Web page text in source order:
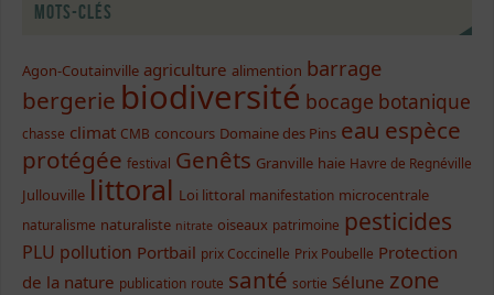
Mots-clés
Agon-Coutainville agriculture alimention barrage
bergerie biodiversité bocage botanique
chasse climat CMB concours Domaine des Pins eau espèce
protégée festival Genêts Granville haie Havre de Regnéville
Jullouville littoral Loi littoral manifestation microcentrale
naturalisme naturaliste nitrate oiseaux patrimoine pesticides
PLU pollution Portbail prix Coccinelle Prix Poubelle Protection
de la nature publication route santé sortie Sélune zone